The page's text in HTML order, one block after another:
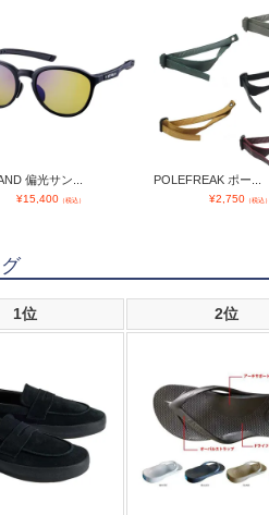
偏光サン...
¥15,400（税込）
POLEFREAK ポー...
¥2,750（税込）
1位 2位